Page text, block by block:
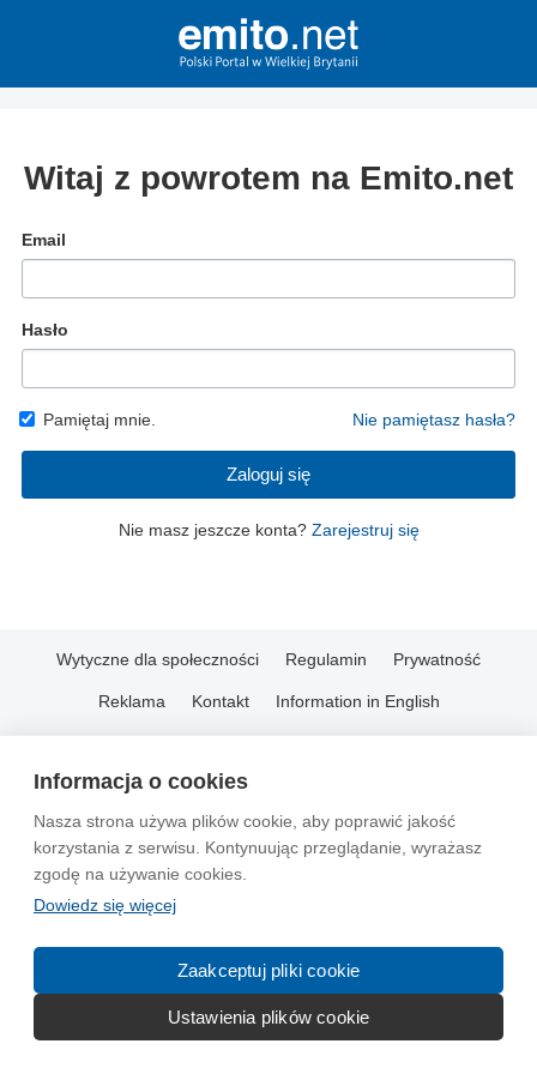
Informacja o cookies
Nasza strona używa plików cookie, aby poprawić jakość
korzystania z serwisu. Kontynuując przeglądanie, wyrażasz
zgodę na używanie cookies.
Dowiedz się więcej
Zaakceptuj pliki cookie
Ustawienia plików cookie
Witaj z powrotem na Emito.net
Email
Hasło
Pamiętaj mnie. Nie pamiętasz hasła?
Zaloguj się
Nie masz jeszcze konta? Zarejestruj się
Wytyczne dla społeczności Regulamin Prywatność
Reklama Kontakt Information in English